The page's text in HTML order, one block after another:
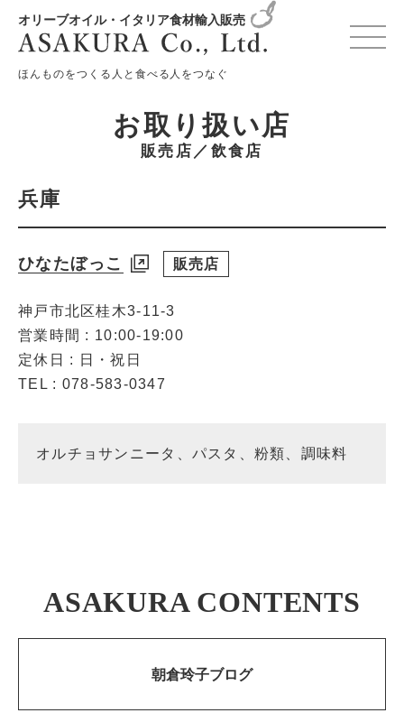
オリーブオイル・イタリア食材輸入販売
ほんものをつくる人と食べる人をつなぐ
変更確認プレビュー
お取り扱い店
販売店／飲食店
兵庫
ひなたぼっこ 販売店
神戸市北区桂木3-11-3
営業時間 : 10:00-19:00
定休日 : 日・祝日
TEL : 078-583-0347
オルチョサンニータ、パスタ、粉類、調味料
ASAKURA CONTENTS
朝倉玲子ブログ